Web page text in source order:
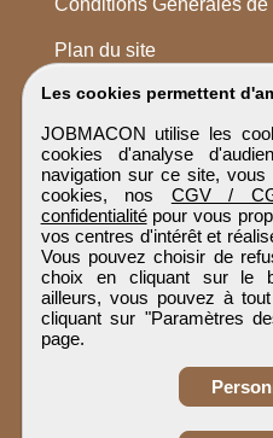
Les cookies permettent
JOBMACON utilise les
cookies d'analyse
navigation sur ce site,
cookies, nos CGV /
confidentialitépour vous
vos centres d'intérêt et
Vous pouvez choisir de
choix en cliquant sur le
ailleurs, vous pouvez à
cliquant sur "Paramètres
page.
Conditions Générales de
Plan du site